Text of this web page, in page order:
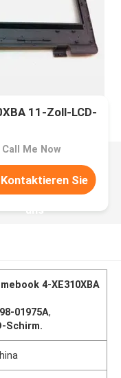
11-Zoll-LCD-
Call Me Now
Kontaktieren Sie
uns
4-XE310XBA
01975A,
Schirm.